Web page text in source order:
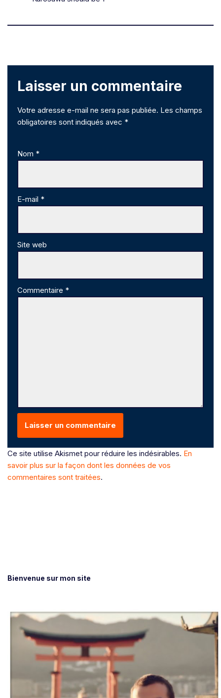
Laisser un commentaire
Votre adresse e-mail ne sera pas publiée. Les champs
obligatoires sont indiqués avec *
Nom *
E-mail *
Site web
Commentaire *
Ce site utilise Akismet pour réduire les indésirables. En
savoir plus sur la façon dont les données de vos
commentaires sont traitées.
Bienvenue sur mon site